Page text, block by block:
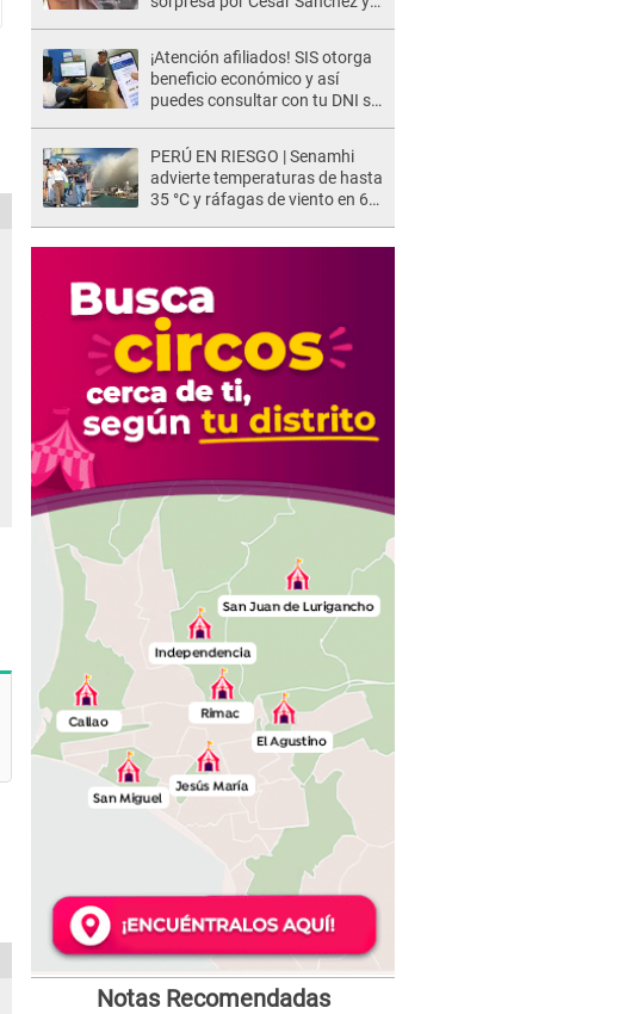
¡Atención afiliados! SIS otorga
beneficio económico y así
puedes consultar con tu DNI si
PERÚ EN RIESGO | Senamhi
advierte temperaturas de hasta
35 °C y ráfagas de viento en 6
Notas Recomendadas